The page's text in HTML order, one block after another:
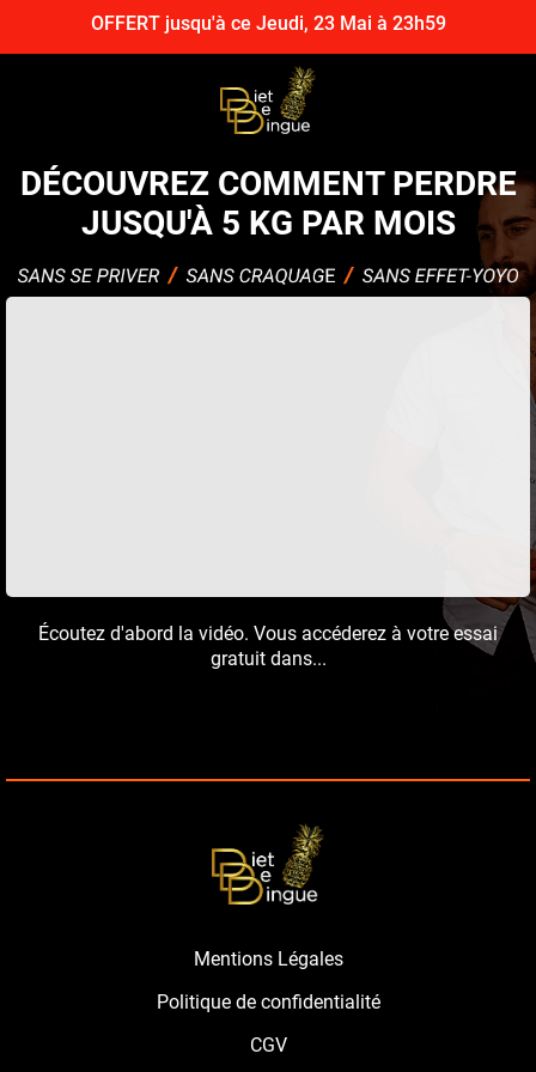
OFFERT jusqu'à ce Jeudi, 23 Mai à 23h59
DÉCOUVREZ COMMENT PERDRE
JUSQU'À 5 KG PAR MOIS
Écoutez d'abord la vidéo. Vous accéderez à votre essai
gratuit dans...
Mentions Légales
Politique de confidentialité
CGV